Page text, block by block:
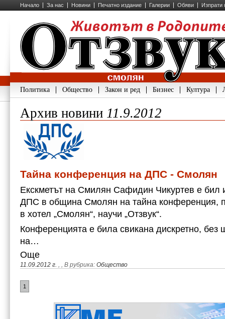
Начало За нас Новини Печатно издание Галерии Обяви Изпрати
Политика Общество Закон и ред Бизнес Култура
Архив новини 11.9.2012
Тайна конференция на ДПС - Смолян
Екскметът на Смилян Сафидин Чикуртев е бил
ДПС в община Смолян на тайна конференция,
в хотел „Смолян“, научи „Отзвук“.
Конференцията е била свикана дискретно, без
на…
11.09.2012 г. , , В рубрика: Общество
Още
1